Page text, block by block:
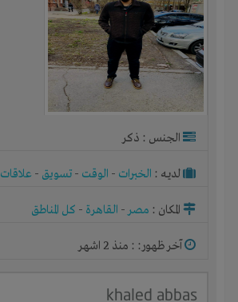
الجنس : ذكر
لديـه : الخبرات - الوقت - تسويق - علاقات
المكان : مصر- القاهرة - كل المناطق
آخر ظهور: : منذ 2 اشهر
khaled abbas